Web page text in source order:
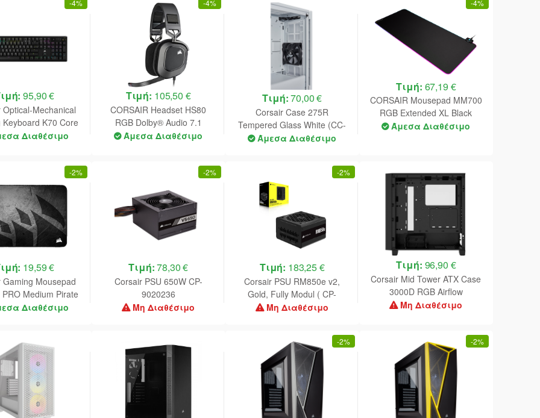
-4%
95,90 €
Optical-Mechanical
Keyboard K70 Core
linear with
Διαθέσιμο
-4%
Τιμή: 105,50 €
CORSAIR Headset HS80
RGB Dolby® Audio 7.1
Carbon CA-9011237-EU
Άμεσα Διαθέσιμο
Τιμή:70,00 €
Corsair Case 275R
Tempered Glass White (CC-
9011133-WW) (Open Box)
Άμεσα Διαθέσιμο
-4%
Τιμή: 67,19 €
CORSAIR Mousepad MM700
RGB Extended XL Black
(930x400x4) ( CH-9417070-
Άμεσα Διαθέσιμο
-2%
19,59 €
Gaming Mousepad
Medium Pirate
(CH-
Διαθέσιμο
-2%
Τιμή:78,30 €
Corsair PSU 650W CP-
9020236
Μη Διαθέσιμο
-2%
Τιμή: 183,25 €
Corsair PSU RM850e v2,
Gold, Fully Modul ( CP-
9020270-EU )
Μη Διαθέσιμο
Τιμή: 96,90 €
Corsair Mid Tower ATX Case
3000D RGB Airflow
Windowed Tempered Glass -
Μη Διαθέσιμο
-2% -2%